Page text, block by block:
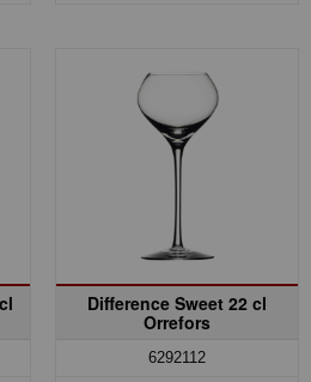
Difference Sweet 22 cl
Orrefors
6292112